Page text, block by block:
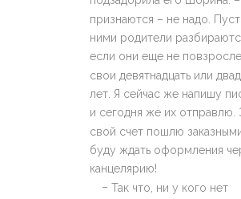
признаются – не надо.
ними родители
если они еще не
свои девятнадцать или
лет. Я сейчас же напишу
и сегодня же их отправлю.
свой счет пошлю
буду ждать оформления
канцелярию!
– Так что, ни у кого нет